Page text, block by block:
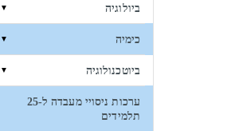
ביולוגיה ▼
כימיה ▼
ביוטכנולוגיה ▼
ערכות ניסויי מעבדה ל-25
תלמידים